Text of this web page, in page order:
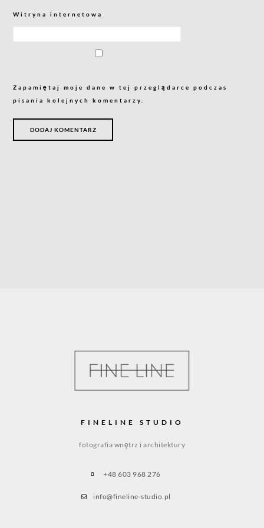
Witryna internetowa
Zapamiętaj moje dane w tej przeglądarce podczas
pisania kolejnych komentarzy.
FINELINE STUDIO
fotografia wnętrz i architektury
+48 603 968 276
info@fineline-studio.pl